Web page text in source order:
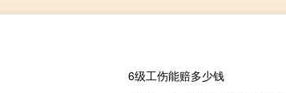
6级工伤能赔多少钱